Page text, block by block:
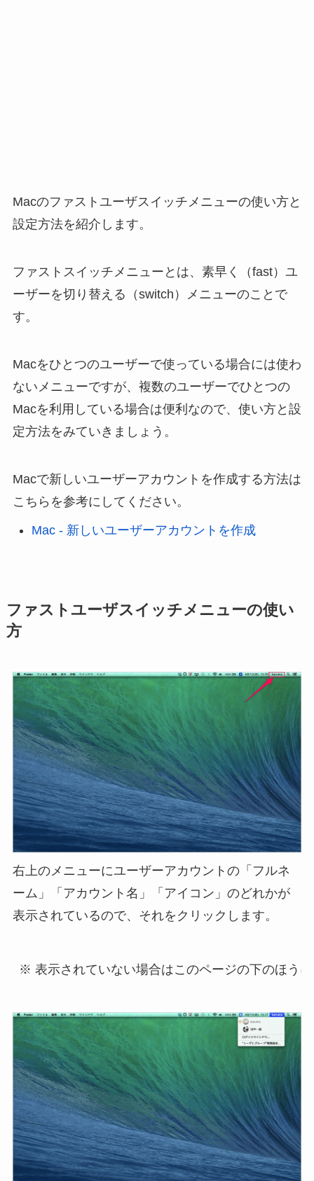
Macのファストユーザスイッチメニューの使い方と
設定方法を紹介します。
ファストスイッチメニューとは、素早く（fast）ユ
ーザーを切り替える（switch）メニューのことで
す。
Macをひとつのユーザーで使っている場合には使わ
ないメニューですが、複数のユーザーでひとつの
Macを利用している場合は便利なので、使い方と設
定方法をみていきましょう。
Macで新しいユーザーアカウントを作成する方法は
こちらを参考にしてください。
Mac - 新しいユーザーアカウントを作成
ファストユーザスイッチメニューの使い
方
右上のメニューにユーザーアカウントの「フルネ
ーム」「アカウント名」「アイコン」のどれかが
表示されているので、それをクリックします。
※ 表示されていない場合はこのページの下のほう